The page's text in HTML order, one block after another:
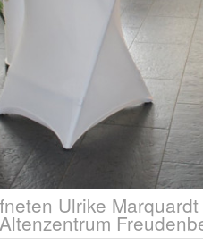
Ulrike